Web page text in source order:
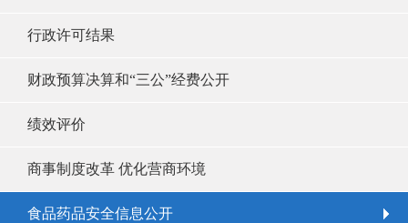
行政许可结果
财政预算决算和“三公”经费公开
绩效评价
商事制度改革 优化营商环境
食品药品安全信息公开